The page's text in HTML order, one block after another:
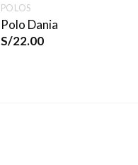
POLOS
Polo Dania
S/22.00